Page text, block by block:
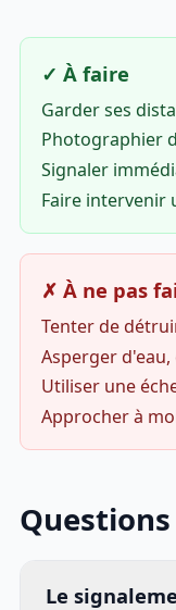
✓ À faire
Garder ses
Photographier
Signaler
Faire intervenir
✗ À ne pas
Tenter de
Asperger d'eau,
Utiliser une
Approcher à
Le